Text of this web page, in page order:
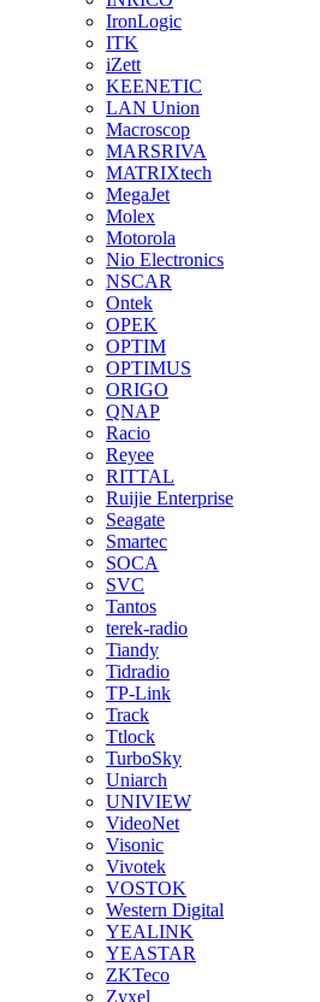
IronLogic
ITK
iZett
KEENETIC
LAN Union
Macroscop
MARSRIVA
MATRIXtech
MegaJet
Molex
Motorola
Nio Electronics
NSCAR
Ontek
OPEK
OPTIM
OPTIMUS
ORIGO
QNAP
Racio
Reyee
RITTAL
Ruijie Enterprise
Seagate
Smartec
SOCA
SVC
Tantos
terek-radio
Tiandy
Tidradio
TP-Link
Track
Ttlock
TurboSky
Uniarch
UNIVIEW
VideoNet
Visonic
Vivotek
VOSTOK
Western Digital
YEALINK
YEASTAR
ZKTeco
Zyxel